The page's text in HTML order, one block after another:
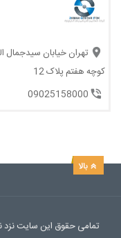
تهران خیابان سیدجمال
کوچه هفتم پلاک 12
09025158000